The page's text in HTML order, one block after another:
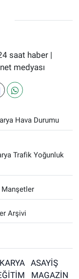
saat haber |
medyası
Hava Durumu
Trafik Yoğunluk
Manşetler
Arşivi
ASAYİŞ
MAGAZİN